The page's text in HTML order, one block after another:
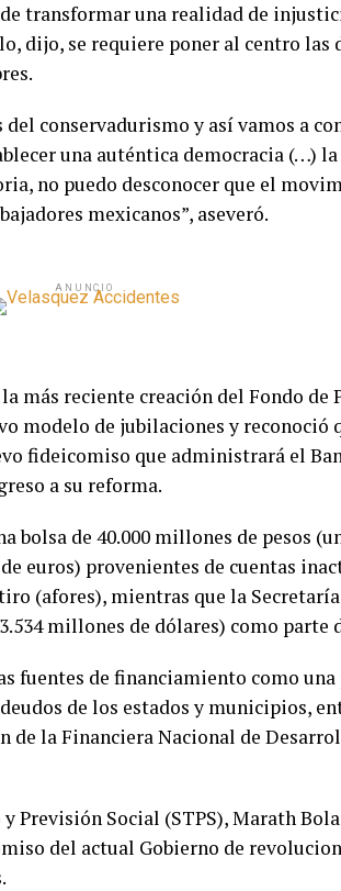
transformar una realidad de
dijo, se requiere poner al centro las
conservadurismo y así vamos a
una auténtica democracia (…)
no puedo desconocer que el
mexicanos”, aseveró.
ANUNCIO
más reciente creación del Fondo de
modelo de jubilaciones y reconoció
fideicomiso que administrará el
a su reforma.
bolsa de 40.000 millones de pesos
euros) provenientes de cuentas
(afores), mientras que la
millones de dólares) como
fuentes de financiamiento como una
de los estados y municipios,
de la Financiera Nacional de
Previsión Social (STPS), Marath
del actual Gobierno de